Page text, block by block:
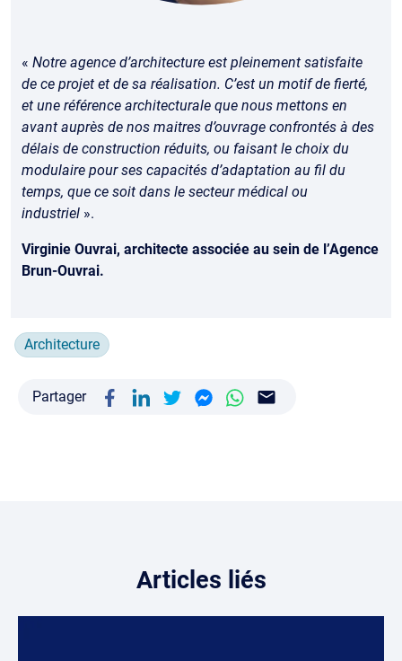
« Notre agence d’architecture est pleinement satisfaite
de ce projet et de sa réalisation. C’est un motif de fierté,
et une référence architecturale que nous mettons en
avant auprès de nos maitres d’ouvrage confrontés à des
délais de construction réduits, ou faisant le choix du
modulaire pour ses capacités d’adaptation au fil du
temps, que ce soit dans le secteur médical ou
industriel ».
Virginie Ouvrai, architecte associée au sein de l’Agence
Brun-Ouvrai.
Architecture
Partager
Articles liés